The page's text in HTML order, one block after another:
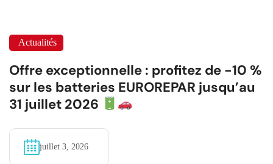
Actualités
Offre exceptionnelle : profitez de -10 %
sur les batteries EUROREPAR jusqu’au
31 juillet 2026
juillet 3, 2026